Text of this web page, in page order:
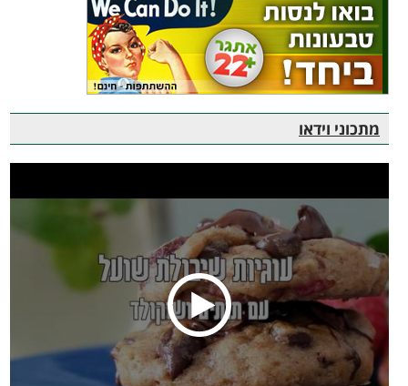
מתכוני וידאו